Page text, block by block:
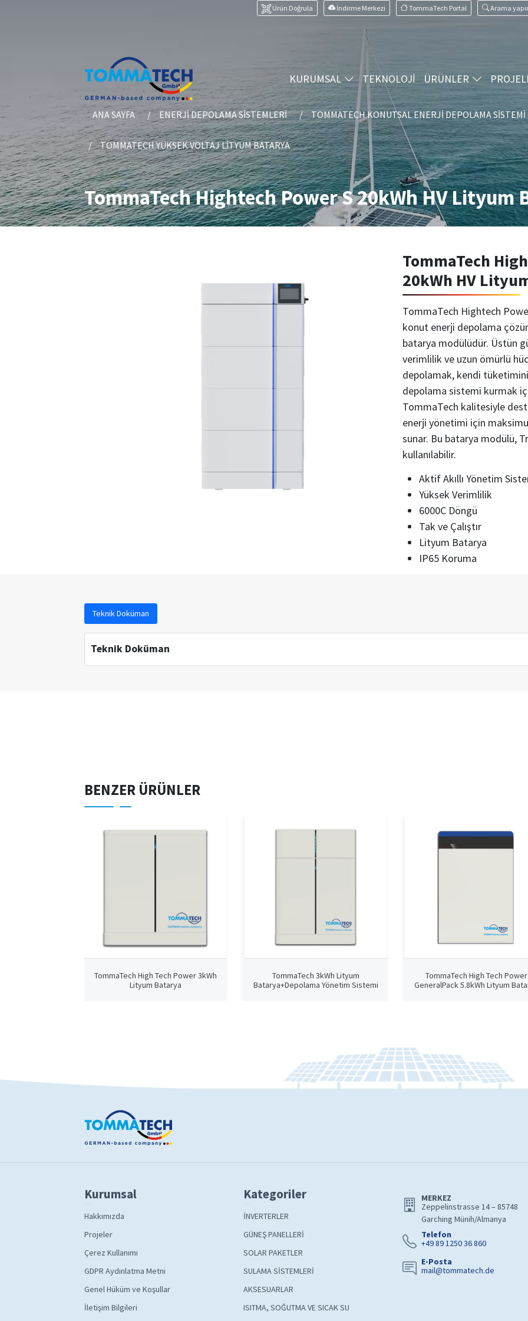
Ürün Doğrula İndirme Merkezi TommaTech Portal Arama
KURUMSAL TEKNOLOJİ ÜRÜNLER
ANA SAYFA ENERJI DEPOLAMA SISTEMLERI TOMMATECH KONUTSAL ENERJI DEPOLAMA SISTEMI
TOMMATECH YÜKSEK VOLTAJ LITYUM BATARYA
TommaTech Hightech Power S 20kWh HV Lityum
TommaTech
20kWh HV
TommaTech Hightech
konut enerji depolama
batarya modülüdür. Üstün
verimlilik ve uzun ömürlü
depolamak, kendi
depolama sistemi kurmak
TommaTech kalitesiyle
enerji yönetimi için
sunar. Bu batarya modülü,
kullanılabilir.
Aktif Akıllı Yönetim
Yüksek Verimlilik
6000C Döngü
Tak ve Çalıştır
Lityum Batarya
IP65 Koruma
Teknik Doküman
Teknik Doküman
BENZER ÜRÜNLER
TommaTech High Tech Power 3kWh
Lityum Batarya
TommaTech 3kWh Lityum
Batarya+Depolama Yönetim Sistemi
TommaTech High Tech Power
GeneralPack 5.8kWh Lityum
Kurumsal
Hakkımızda
Projeler
Çerez Kullanımı
GDPR Aydınlatma Metni
Genel Hüküm ve Koşullar
İletişim Bilgileri
Kategoriler
İNVERTERLER
GÜNEŞ PANELLERİ
SOLAR PAKETLER
SULAMA SİSTEMLERİ
AKSESUARLAR
ISITMA, SOĞUTMA VE SICAK SU
MERKEZ
Zeppelinstrasse 14 – 85748
Garching Münih/Almanya
Telefon
+49 89 1250 36 860
E-Posta
mail@tommatech.de